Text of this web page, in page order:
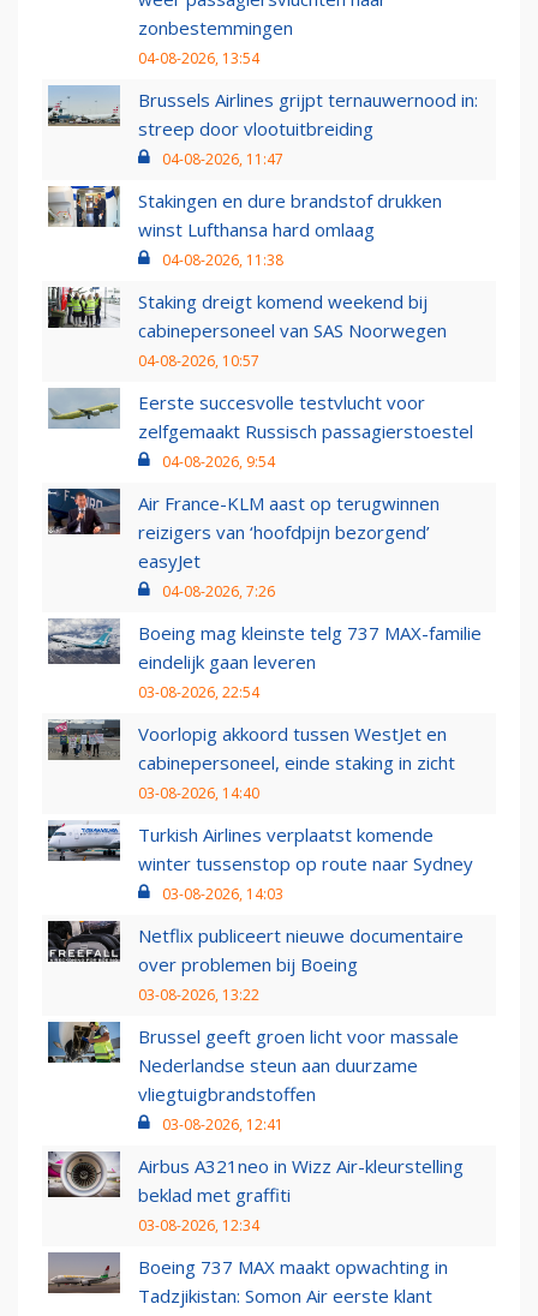
zonbestemmingen
04-08-2026, 13:54
Brussels Airlines grijpt ternauwernood in:
streep door vlootuitbreiding
04-08-2026, 11:47
Stakingen en dure brandstof drukken
winst Lufthansa hard omlaag
04-08-2026, 11:38
Staking dreigt komend weekend bij
cabinepersoneel van SAS Noorwegen
04-08-2026, 10:57
Eerste succesvolle testvlucht voor
zelfgemaakt Russisch passagierstoestel
04-08-2026, 9:54
Air France-KLM aast op terugwinnen
reizigers van ‘hoofdpijn bezorgend’
easyJet
04-08-2026, 7:26
Boeing mag kleinste telg 737 MAX-familie
eindelijk gaan leveren
03-08-2026, 22:54
Voorlopig akkoord tussen WestJet en
cabinepersoneel, einde staking in zicht
03-08-2026, 14:40
Turkish Airlines verplaatst komende
winter tussenstop op route naar Sydney
03-08-2026, 14:03
Netflix publiceert nieuwe documentaire
over problemen bij Boeing
03-08-2026, 13:22
Brussel geeft groen licht voor massale
Nederlandse steun aan duurzame
vliegtuigbrandstoffen
03-08-2026, 12:41
Airbus A321neo in Wizz Air-kleurstelling
beklad met graffiti
03-08-2026, 12:34
Boeing 737 MAX maakt opwachting in
Tadzjikistan: Somon Air eerste klant